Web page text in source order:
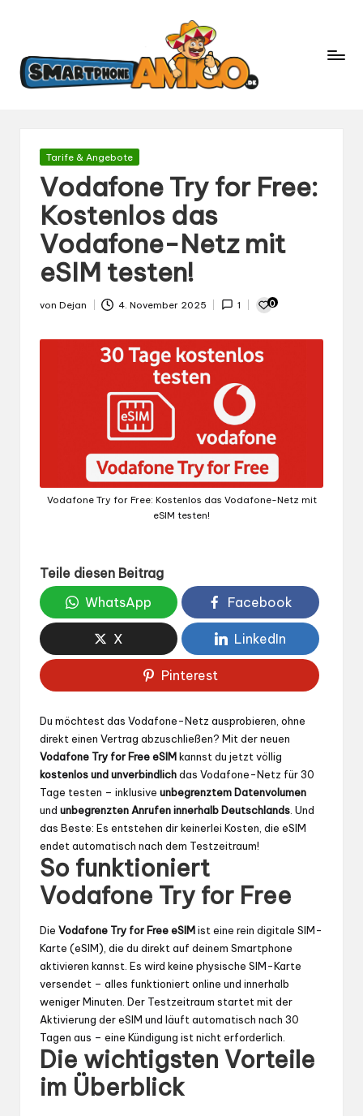
m
a
rt
in
der
Mobilfunk
Gepostet
Tarife & Angebote
Vodafone Try for Free:
Kostenlos das
Vodafone-Netz mit
eSIM testen!
Gepostet
von Dejan 4. November 2025 1 0
Vodafone Try for Free: Kostenlos das Vodafone-Netz mit
eSIM testen!
Teile diesen Beitrag
WhatsApp
Facebook
X LinkedIn
Pinterest
Du möchtest das Vodafone-Netz ausprobieren, ohne
direkt einen Vertrag abzuschließen? Mit der neuen
Vodafone Try for Free eSIMkannst du jetzt völlig
kostenlos und unverbindlichdas Vodafone-Netz für 30
Tage testen – inklusive unbegrenztem Datenvolumen
und unbegrenzten Anrufen innerhalb Deutschlands . Und
das Beste: Es entstehen dir keinerlei Kosten, die eSIM
endet automatisch nach dem Testzeitraum!
So funktioniert
Vodafone Try for Free
Die Vodafone Try for Free eSIMist eine rein digitale SIM-
Karte (eSIM), die du direkt auf deinem Smartphone
aktivieren kannst. Es wird keine physische SIM-Karte
versendet – alles funktioniert online und innerhalb
weniger Minuten. Der Testzeitraum startet mit der
Aktivierung der eSIM und läuft automatisch nach 30
Tagen aus – eine Kündigung ist nicht erforderlich.
Die wichtigsten Vorteile
im Überblick